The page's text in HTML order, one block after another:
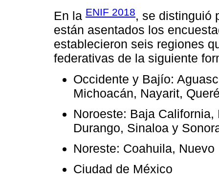
En la ENIF 2018, se distinguió
están asentados los
establecieron seis regiones
federativas de la siguiente
Occidente y Bajío:
Michoacán, Nayarit,
Noroeste: Baja
Durango, Sinaloa y
Noreste: Coahuila,
Ciudad de México